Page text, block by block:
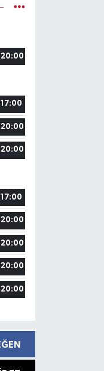
20:00
17:00
20:00
20:00
17:00
20:00
20:00
20:00
20:00